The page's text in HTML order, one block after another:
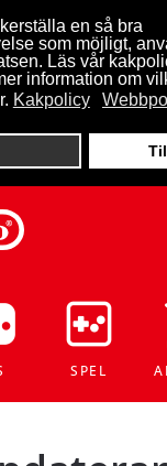
en så bra
som möjligt,
Läs vår
information om
Kakpolicy
SPEL